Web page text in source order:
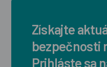
Získajte
bezpečnosti
Prihláste sa